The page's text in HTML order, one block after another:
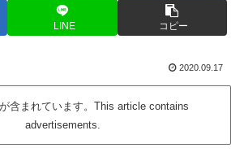
LINE コピー
2020.09.17
含まれています。This article contains
advertisements.